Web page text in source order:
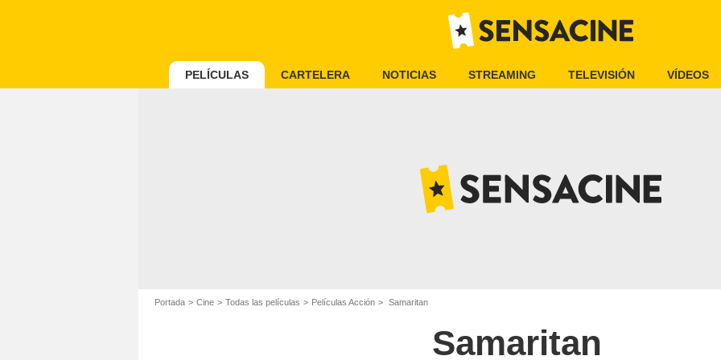
PELÍCULAS CARTELERA NOTICIAS STREAMING TELEVISIÓN VÍDEOS
Portada Cine Todas las películas Películas Acción Samaritan
Samaritan